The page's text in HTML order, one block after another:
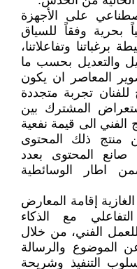
على الأجهزة
بحرية وفقاً للسياق
برغباتنا وتفاعلاتنا،
والتعديل بحسب ما
المعاصر ان يكون
للفنان تجربة متجددة
المشترك بين
الفني الى قيمة نفعية
منتج ذلك المحتوى
المحتوى بعدد
اطار الوسائطية
إقامة المعارض
مع الذكاء
للعمل الفني، من خلال
عن الموضوع والرسالة
التنفيذ وشريحة